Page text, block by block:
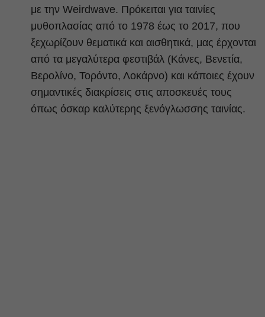
με την Weirdwave. Πρόκειται για ταινίες
μυθοπλασίας από το 1978 έως το 2017, που
ξεχωρίζουν θεματικά και αισθητικά, μας έρχονται
από τα μεγαλύτερα φεστιβάλ (Κάνες, Βενετία,
Βερολίνο, Τορόντο, Λοκάρνο) και κάποιες έχουν
σημαντικές διακρίσεις στις αποσκευές τους
όπως όσκαρ καλύτερης ξενόγλωσσης ταινίας.